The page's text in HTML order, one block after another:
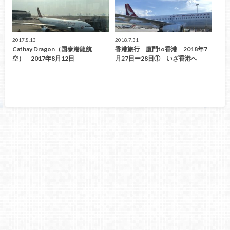
2017.8.13
Cathay Dragon（国泰港龍航
空） 2017年8月12日
2018.7.31
香港旅行 廈門to香港 2018年7
月27日ー28日① いざ香港へ